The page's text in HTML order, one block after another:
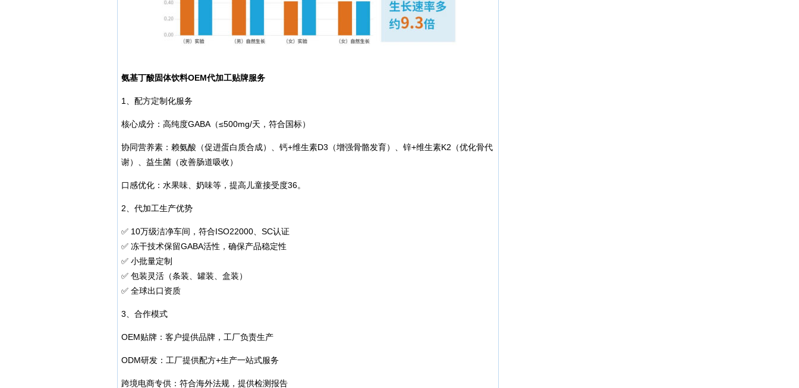
氨基丁酸固体饮料OEM代加工贴牌服务
1、配方定制化服务
核心成分：高纯度GABA（≤500mg/天，符合国标）
协同营养素：赖氨酸（促进蛋白质合成）、钙+维生素D3（增强骨骼发育）、锌+维生素K2（优化骨代
谢）、益生菌（改善肠道吸收）
口感优化：水果味、奶味等，提高儿童接受度36。
2、代加工生产优势
✅ 10万级洁净车间，符合ISO22000、SC认证
✅ 冻干技术保留GABA活性，确保产品稳定性
✅ 小批量定制
✅ 包装灵活（条装、罐装、盒装）
✅ 全球出口资质
3、合作模式
OEM贴牌：客户提供品牌，工厂负责生产
ODM研发：工厂提供配方+生产一站式服务
跨境电商专供：符合海外法规，提供检测报告